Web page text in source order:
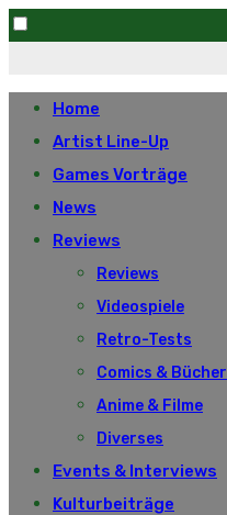
to
content
Home
Artist Line-Up
Games Vorträge
News
Reviews
Reviews
Videospiele
Retro-Tests
Comics & Bücher
Anime & Filme
Diverses
Events & Interviews
Kulturbeiträge